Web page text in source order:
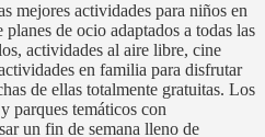
mejores actividades para niños en
de ocio adaptados a todas las
actividades al aire libre, cine
en familia para disfrutar
de ellas totalmente gratuitas. Los
parques temáticos con
un fin de semana lleno de